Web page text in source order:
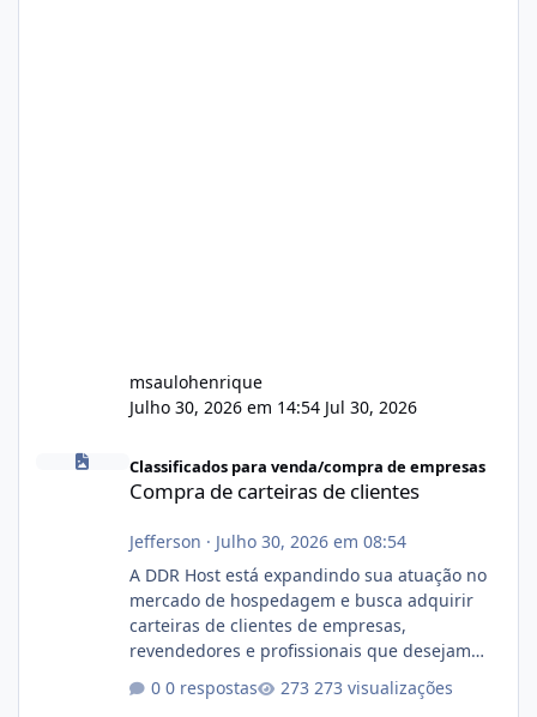
msaulohenrique
Julho 30, 2026 em 14:54 Jul 30, 2026
Compra de carteiras de clientes
Classificados para venda/compra de empresas
Compra de carteiras de clientes
Jefferson · Julho 30, 2026 em 08:54
A DDR Host está expandindo sua atuação no
mercado de hospedagem e busca adquirir
carteiras de clientes de empresas,
revendedores e profissionais que desejam
encerrar suas atividades ou reduzir sua
operação. Se você possui clientes ativos de
0 respostas 273 visualizações